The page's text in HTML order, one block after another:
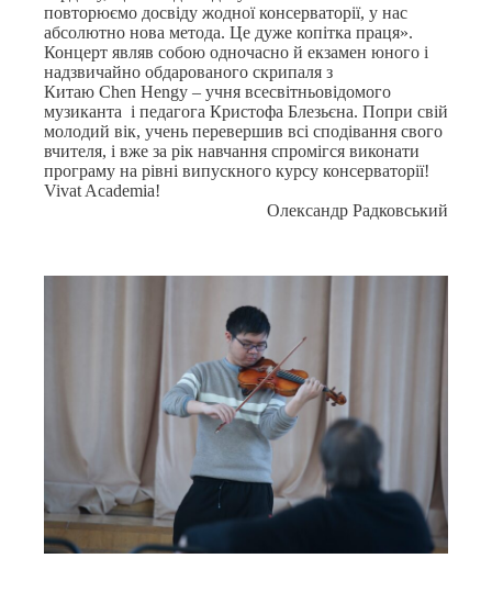
повторюємо досвіду жодної консерваторії, у нас
абсолютно нова метода. Це дуже копітка праця».
Концерт являв собою одночасно й екзамен юного і
надзвичайно обдарованого скрипаля з
Китаю Chen Hengy – учня всесвітньовідомого
музиканта і педагога Кристофа Блезьєна. Попри свій
молодий вік, учень перевершив всі сподівання свого
вчителя, і вже за рік навчання спромігся виконати
програму на рівні випускного курсу консерваторії!
Vivat Academia!
Олександр Радковський